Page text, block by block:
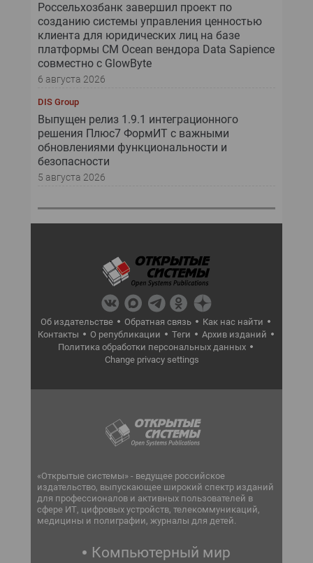
Россельхозбанк завершил проект по
созданию системы управления ценностью
клиента для юридических лиц на базе
платформы CM Ocean вендора Data Sapience
совместно с GlowByte
6 августа 2026
DIS Group
Выпущен релиз 1.9.1 интеграционного
решения Плюс7 ФормИТ с важными
обновлениями функциональности и
безопасности
5 августа 2026
Об издательстве Обратная связь
Как нас найти
Контакты
О републикации Теги
Архив изданий
Политика обработки персональных данных
Change privacy settings
«Открытые системы» - ведущее российское
издательство, выпускающее широкий спектр изданий
для профессионалов и активных пользователей в
сфере ИТ, цифровых устройств, телекоммуникаций,
медицины и полиграфии, журналы для детей.
Компьютерный мир